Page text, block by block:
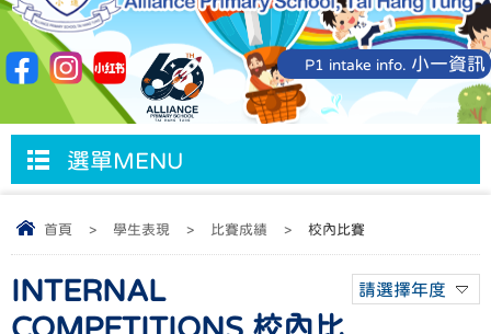
P1 intake info. 小一資訊
選單MENU
首頁 > 學生表現 > 比賽成績 > 校內比賽
請選擇年度
INTERNAL